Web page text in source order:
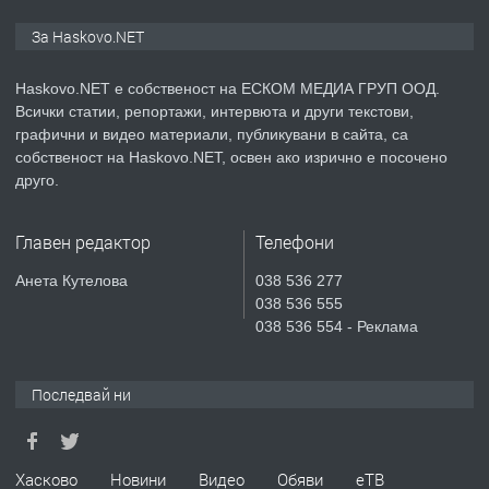
преди 3 дни
ПРЕДЛАГА
Продавам парцел в гр. Хасково кв.
СГЛОБЯВАНЕ НА МЕБЕЛИ.
За Haskovo.NET
Haskovo.NET е собственост на ЕСКОМ МЕДИА ГРУП ООД.
Всички статии, репортажи, интервюта и други текстови,
графични и видео материали, публикувани в сайта, са
собственост на Haskovo.NET, освен ако изрично е посочено
друго.
Главен редактор
Анета Кутелова
Телефони
038 536 277
038 536 555
038 536 554 - Реклама
Последвай ни
Хасково Новини Видео Обяви еТВ